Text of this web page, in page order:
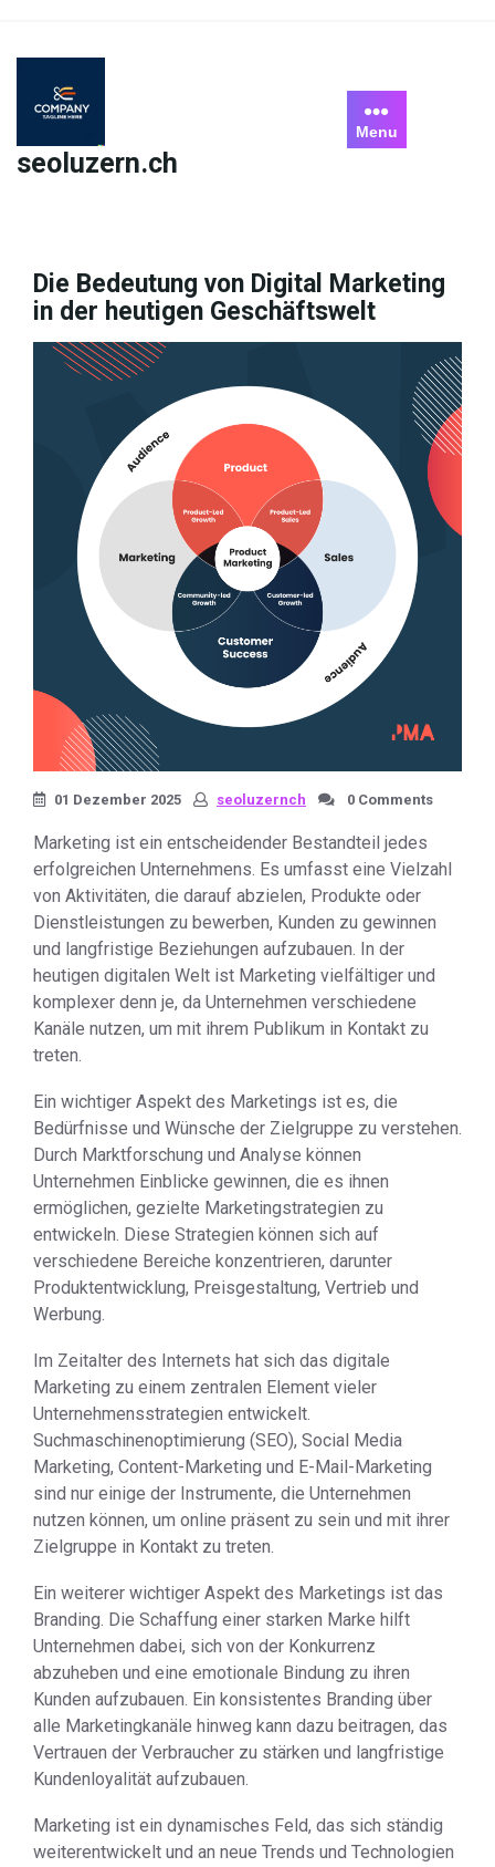
content
seoluzern.ch
Menu
Die Bedeutung von Digital Marketing
in der heutigen Geschäftswelt
01 Dezember 2025 seoluzernch 0 Comments
Marketing ist ein entscheidender Bestandteil jedes
erfolgreichen Unternehmens. Es umfasst eine Vielzahl
von Aktivitäten, die darauf abzielen, Produkte oder
Dienstleistungen zu bewerben, Kunden zu gewinnen
und langfristige Beziehungen aufzubauen. In der
heutigen digitalen Welt ist Marketing vielfältiger und
komplexer denn je, da Unternehmen verschiedene
Kanäle nutzen, um mit ihrem Publikum in Kontakt zu
treten.
Ein wichtiger Aspekt des Marketings ist es, die
Bedürfnisse und Wünsche der Zielgruppe zu verstehen.
Durch Marktforschung und Analyse können
Unternehmen Einblicke gewinnen, die es ihnen
ermöglichen, gezielte Marketingstrategien zu
entwickeln. Diese Strategien können sich auf
verschiedene Bereiche konzentrieren, darunter
Produktentwicklung, Preisgestaltung, Vertrieb und
Werbung.
Im Zeitalter des Internets hat sich das digitale
Marketing zu einem zentralen Element vieler
Unternehmensstrategien entwickelt.
Suchmaschinenoptimierung (SEO), Social Media
Marketing, Content-Marketing und E-Mail-Marketing
sind nur einige der Instrumente, die Unternehmen
nutzen können, um online präsent zu sein und mit ihrer
Zielgruppe in Kontakt zu treten.
Ein weiterer wichtiger Aspekt des Marketings ist das
Branding. Die Schaffung einer starken Marke hilft
Unternehmen dabei, sich von der Konkurrenz
abzuheben und eine emotionale Bindung zu ihren
Kunden aufzubauen. Ein konsistentes Branding über
alle Marketingkanäle hinweg kann dazu beitragen, das
Vertrauen der Verbraucher zu stärken und langfristige
Kundenloyalität aufzubauen.
Marketing ist ein dynamisches Feld, das sich ständig
weiterentwickelt und an neue Trends und Technologien